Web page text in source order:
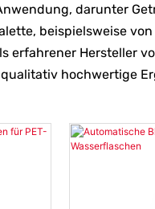
darunter
beispielsweise von
erfahrener Hersteller
hochwertige